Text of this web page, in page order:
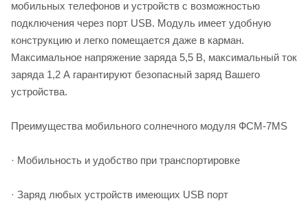
мобильных телефонов и устройств с возможностью
подключения через порт USB. Модуль имеет удобную
конструкцию и легко помещается даже в карман.
Максимальное напряжение заряда 5,5 В, максимальный ток
заряда 1,2 А гарантируют безопасный заряд Вашего
устройства.
Преимущества мобильного солнечного модуля ФСМ-7МS
· Мобильность и удобство при транспортировке
· Заряд любых устройств имеющих USB порт